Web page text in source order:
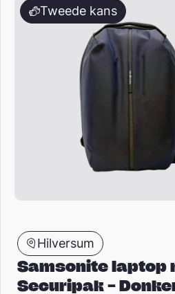
Hilversum
Samsonite laptop
Securipak –
Tweede kans